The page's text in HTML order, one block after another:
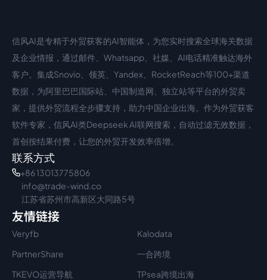
中文入口
信风AI是专精于外贸获客的AI智能体，为您实时搜索全球海关数据
及企业情报，通过邮件、Whatsapp、社媒、AI电话精准触达海外
客户。集成Snovio、领英、Yandex、RocketReach等100+渠道
数据，为阿里巴巴国际站、中国制造网、独立站等平台的外贸卖
家，提供外贸流程全步骤支持，助力中国企业出海。作为外贸获客
软件专家，信风AI类Deepseek AI联网搜索，自动过滤无效数据，
首创按结果付费，让您的外贸开发效率倍增。
联系方式
+86 13013775806
info@trade-wind.co
江苏省苏州市高新区大同路5号
友情链接
Veryfb
Kalodata
PartnerShare
一合跨境
TKEVO运营导航
TPsea跨境出海